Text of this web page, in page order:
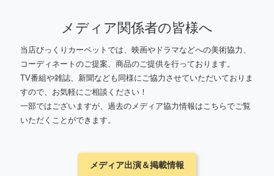
メディア関係者の皆様へ
当店びっくりカーペットでは、映画やドラマなどへの美術協力、
コーディネートのご提案、商品のご提供を行っております。
TV番組や雑誌、新聞なども同様にご協力させていただいておりま
すので、お気軽にご相談ください！
一部ではございますが、過去のメディア協力情報はこちらでご覧
いただくことができます。
メディア出演＆掲載情報